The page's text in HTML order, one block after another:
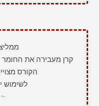
קרן מעבירה את
הקורס
לשימוש